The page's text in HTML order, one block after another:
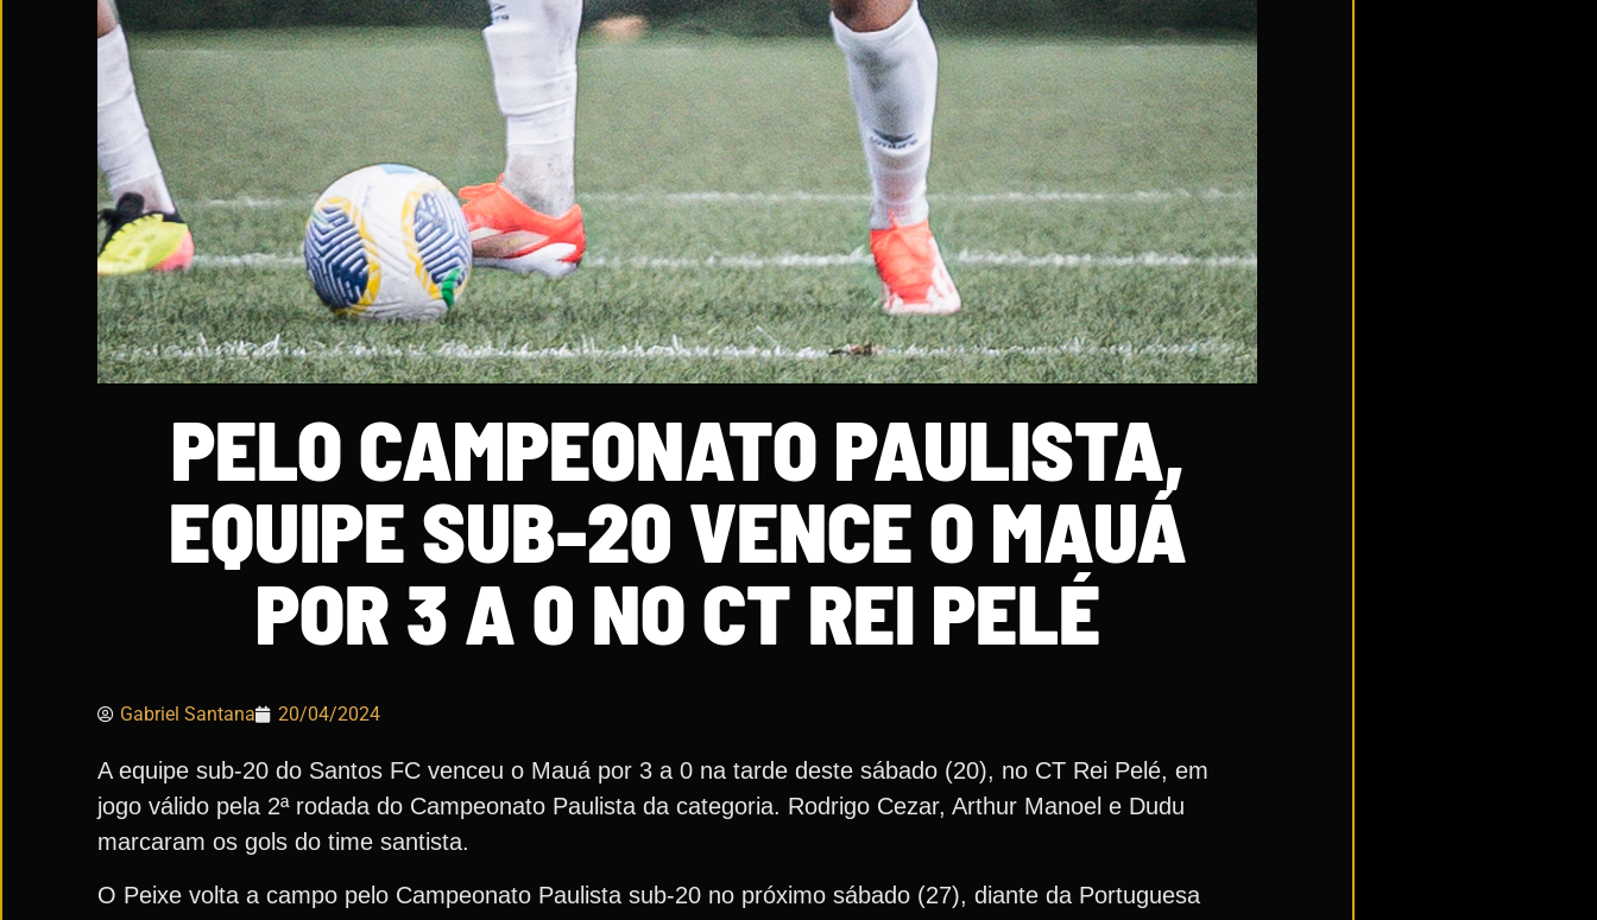
PELO CAMPEONATO PAULISTA,
EQUIPE SUB-20 VENCE O MAUÁ
POR 3 A 0 NO CT REI PELÉ
Gabriel Santana 20/04/2024
A equipe sub-20 do Santos FC venceu o Mauá por 3 a 0 na tarde deste sábado (20), no CT Rei Pelé, em
jogo válido pela 2ª rodada do Campeonato Paulista da categoria. Rodrigo Cezar, Arthur Manoel e Dudu
marcaram os gols do time santista.
O Peixe volta a campo pelo Campeonato Paulista sub-20 no próximo sábado (27), diante da Portuguesa